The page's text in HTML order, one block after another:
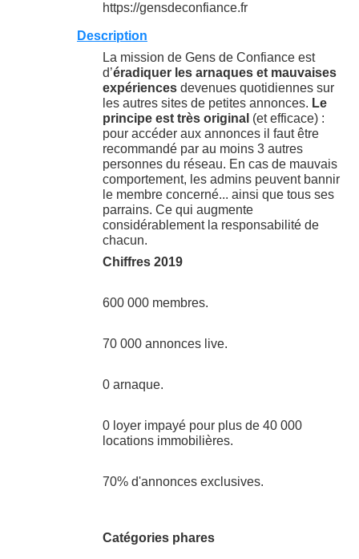
https://gensdeconfiance.fr
Description
La mission de Gens de Confiance est
d’éradiquer les arnaques et mauvaises
expériences devenues quotidiennes sur
les autres sites de petites annonces. Le
principe est très original (et efficace) :
pour accéder aux annonces il faut être
recommandé par au moins 3 autres
personnes du réseau. En cas de mauvais
comportement, les admins peuvent bannir
le membre concerné... ainsi que tous ses
parrains. Ce qui augmente
considérablement la responsabilité de
chacun.
Chiffres 2019
600 000 membres.
70 000 annonces live.
0 arnaque.
0 loyer impayé pour plus de 40 000
locations immobilières.
70% d'annonces exclusives.
Catégories phares